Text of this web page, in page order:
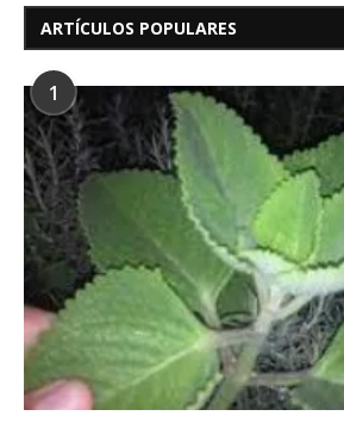
ARTÍCULOS POPULARES
1